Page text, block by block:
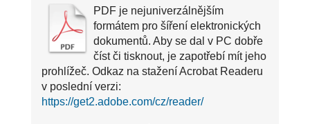
PDF je nejuniverzálnějším
formátem pro šíření elektronických
dokumentů. Aby se dal v PC dobře
číst či tisknout, je zapotřebí mít jeho
prohlížeč. Odkaz na stažení Acrobat Readeru
v poslední verzi:
https://get2.adobe.com/cz/reader/